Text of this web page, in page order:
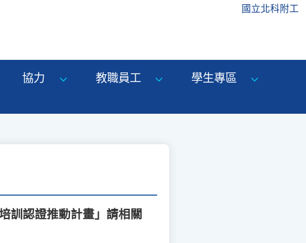
國立北科附工
協力 教職員工
學生專區
訓認證推動計畫」請相關